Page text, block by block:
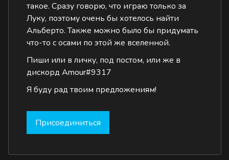
такое. Сразу говорю, что играю только за
Луку, поэтому очень бы хотелось найти
Альберто. Также можно было бы придумать
что-то с осами по этой же вселенной.
Пиши или в личку, под постом, или же в
дискорд Amour#9317
Я буду рад твоим предложениям!
Присоединиться